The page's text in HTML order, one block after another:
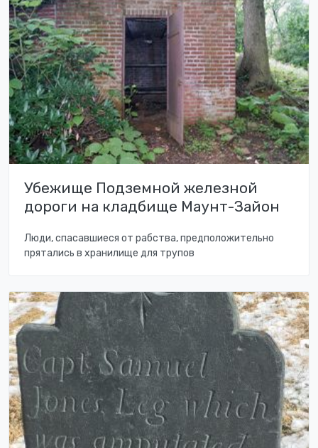
Убежище Подземной железной
дороги на кладбище Маунт-Зайон
Люди, спасавшиеся от рабства, предположительно
прятались в хранилище для трупов